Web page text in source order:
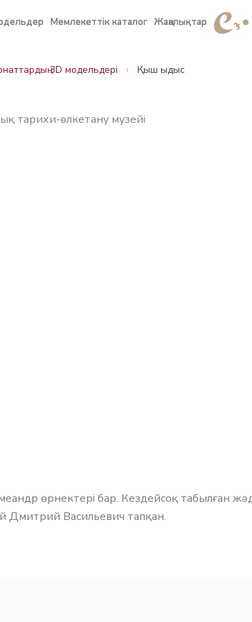
Мемлекеттік каталог Жаңалықтар
Мемлекеттік каталог Жаңалықтар
3D модельдері › Қыш ыдыс
тарихи-өлкетану музейі
меандр өрнектері бар. Кездейсоқ табылған
Дмитрий Васильевич тапқан.